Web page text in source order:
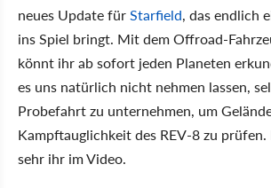
neues Update fürStarfield, das endlich
ins Spiel bringt. Mit dem Offroad-
könnt ihr ab sofort jeden Planeten
es uns natürlich nicht nehmen lassen,
Probefahrt zu unternehmen, um
Kampftauglichkeit des REV-8 zu prüfen.
sehr ihr im Video.